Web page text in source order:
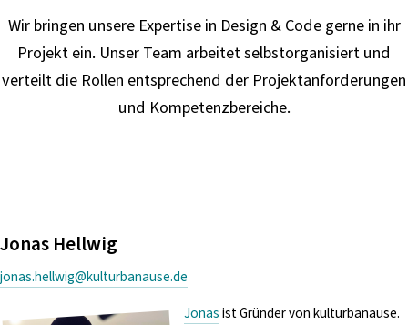
g
e
n
Wir bringen unsere Expertise in Design & Code gerne in ihr
Projekt ein. Unser Team arbeitet selbstorganisiert und
verteilt die Rollen entsprechend der Projektanforderungen
und Kompetenzbereiche.
Jonas Hellwig
jonas.hellwig@kulturbanause.de
Jonasist Gründer von kulturbanause.